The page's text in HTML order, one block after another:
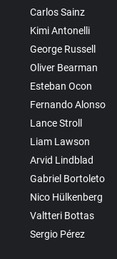
Carlos Sainz
Kimi Antonelli
George Russell
Oliver Bearman
Esteban Ocon
Fernando Alonso
Lance Stroll
Liam Lawson
Arvid Lindblad
Gabriel Bortoleto
Nico Hülkenberg
Valtteri Bottas
Sergio Pérez